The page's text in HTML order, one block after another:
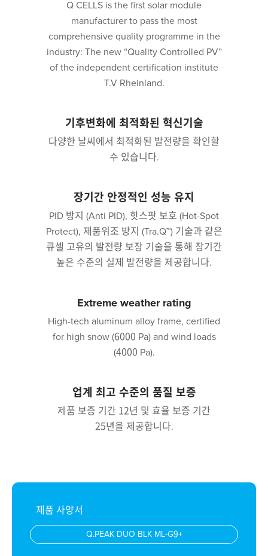
Q CELLS is the first solar module
manufacturer to pass the most
comprehensive quality programme in the
industry: The new “Quality Controlled PV”
of the independent certification institute
T.V Rheinland.
기후변화에 최적화된 혁신기술
다양한 날씨에서 최적화된 발전량을 확인할
수 있습니다.
장기간 안정적인 성능 유지
PID 방지 (Anti PID), 핫스팟 보호 (Hot-Spot
Protect), 제품위조 방지 (Tra.Q™) 기술과 같은
큐셀 고유의 발전량 보장 기술을 통해 장기간
높은 수준의 실제 발전량을 제공합니다.
Extreme weather rating
High-tech aluminum alloy frame, certified
for high snow (6000 Pa) and wind loads
(4000 Pa).
업계 최고 수준의 품질 보증
제품 보증 기간 12년 및 효율 보증 기간
25년을 제공합니다.
제품 사양서
Q.PEAK DUO BLK ML-G9+